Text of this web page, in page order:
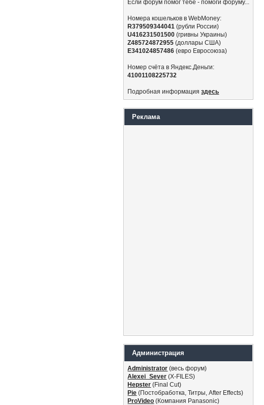
Если форум помог тебе - помоги форуму...
Номера кошельков в WebMoney:
R379509344041 (рубли России)
U416231501500 (гривны Украины)
Z485724872955 (доллары США)
E341024857486 (евро Евросоюза)
Номер счёта в Яндекс.Деньги:
41001108225732
Подробная информацияздесь
Реклама
Администрация
Administrator (весь форум)
Alexei_Sever (Х-FILES)
Hepster (Final Cut)
Pie (Постобработка, Титры, After Effects)
ProVideo (Компания Panasonic)